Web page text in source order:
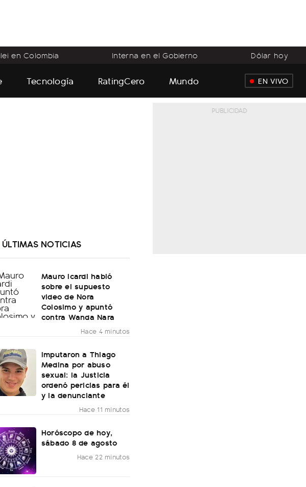
en Colombia Interna en el Gobierno Dólar hoy
Tecnología RatingCero Mundo EN VIVO
ÚLTIMAS NOTICIAS
Mauro Icardi habló
sobre el supuesto
video de Nora
Colosimo y apuntó
contra Wanda Nara
Hace 4 minutos
Imputaron a Thiago
Medina por abuso
sexual: la Justicia
ordenó pericias para él
y la denunciante
Hace 11 minutos
Horóscopo de hoy,
sábado 8 de agosto
Hace 22 minutos